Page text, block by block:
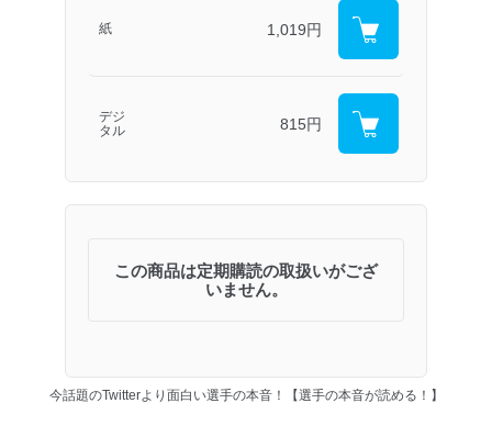
紙 1,019円
デジ
タル
815円
この商品は定期購読の取扱いがござ
いません。
今話題のTwitterより面白い選手の本音！【選手の本音が読める！】